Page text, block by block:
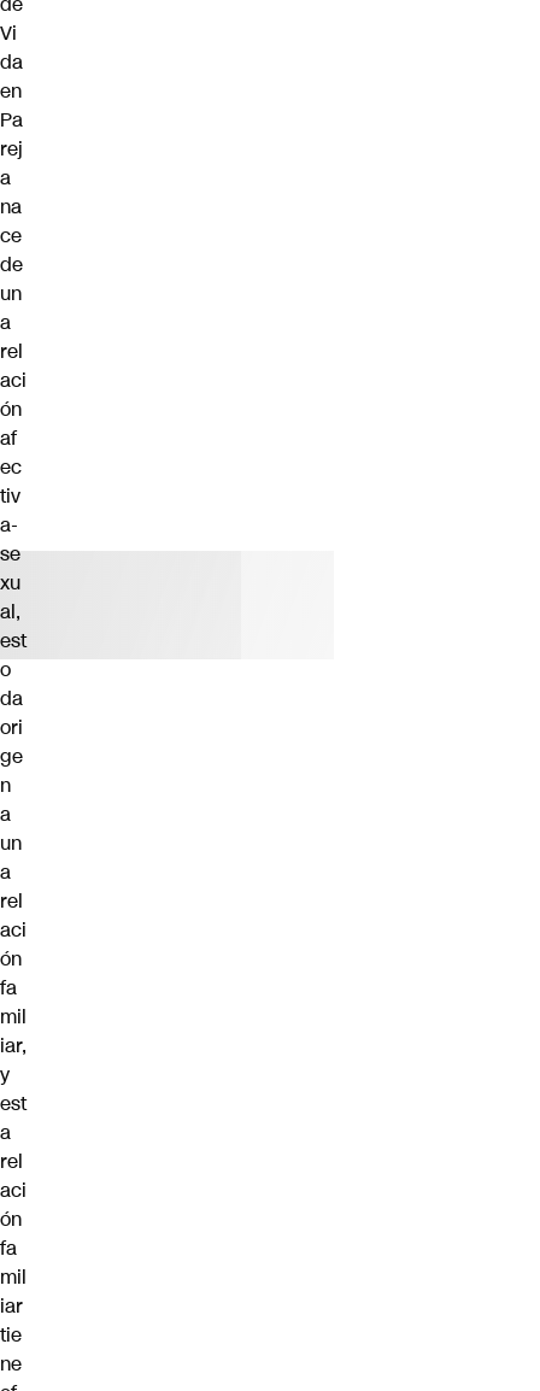
Vi
da
en
Pa
rej
a
na
ce
de
un
a
rel
aci
ón
af
ec
tiv
a-
se
xu
al,
est
o
da
ori
ge
n
a
un
a
rel
aci
ón
fa
mil
iar,
y
est
a
rel
aci
ón
fa
mil
iar
tie
ne